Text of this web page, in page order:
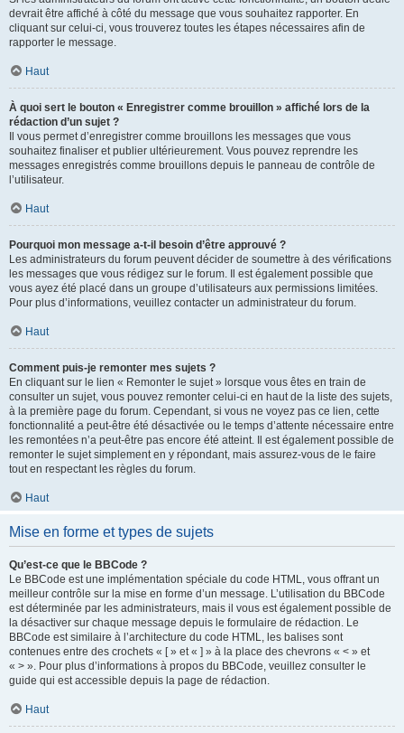
devrait être affiché à côté du message que vous souhaitez rapporter. En
cliquant sur celui-ci, vous trouverez toutes les étapes nécessaires afin de
rapporter le message.
Haut
À quoi sert le bouton « Enregistrer comme brouillon » affiché lors de la
rédaction d’un sujet ?
Il vous permet d’enregistrer comme brouillons les messages que vous
souhaitez finaliser et publier ultérieurement. Vous pouvez reprendre les
messages enregistrés comme brouillons depuis le panneau de contrôle de
l’utilisateur.
Haut
Pourquoi mon message a-t-il besoin d’être approuvé ?
Les administrateurs du forum peuvent décider de soumettre à des vérifications
les messages que vous rédigez sur le forum. Il est également possible que
vous ayez été placé dans un groupe d’utilisateurs aux permissions limitées.
Pour plus d’informations, veuillez contacter un administrateur du forum.
Haut
Comment puis-je remonter mes sujets ?
En cliquant sur le lien « Remonter le sujet » lorsque vous êtes en train de
consulter un sujet, vous pouvez remonter celui-ci en haut de la liste des sujets,
à la première page du forum. Cependant, si vous ne voyez pas ce lien, cette
fonctionnalité a peut-être été désactivée ou le temps d’attente nécessaire entre
les remontées n’a peut-être pas encore été atteint. Il est également possible de
remonter le sujet simplement en y répondant, mais assurez-vous de le faire
tout en respectant les règles du forum.
Haut
Mise en forme et types de sujets
Qu’est-ce que le BBCode ?
Le BBCode est une implémentation spéciale du code HTML, vous offrant un
meilleur contrôle sur la mise en forme d’un message. L’utilisation du BBCode
est déterminée par les administrateurs, mais il vous est également possible de
la désactiver sur chaque message depuis le formulaire de rédaction. Le
BBCode est similaire à l’architecture du code HTML, les balises sont
contenues entre des crochets « [ » et « ] » à la place des chevrons « < » et
« > ». Pour plus d’informations à propos du BBCode, veuillez consulter le
guide qui est accessible depuis la page de rédaction.
Haut